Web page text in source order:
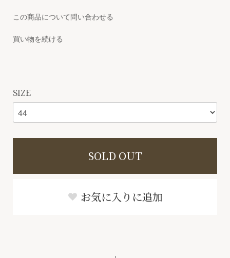
この商品について問い合わせる
買い物を続ける
SIZE
SOLD OUT
お気に入りに追加